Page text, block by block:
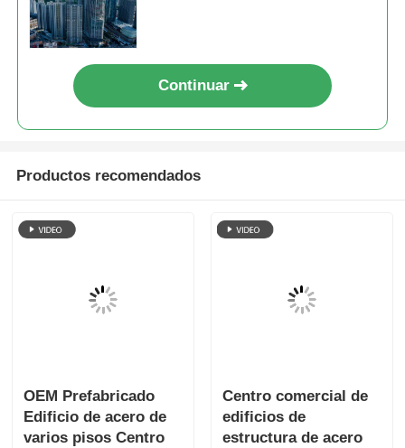
Continuar
Productos recomendados
OEM Prefabricado
Edificio de acero de
varios pisos Centro
Centro comercial de
edificios de
estructura de acero